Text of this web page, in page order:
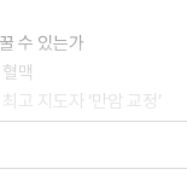
수 있는가
맥
고 지도자 ‘만암 교정’
의 길